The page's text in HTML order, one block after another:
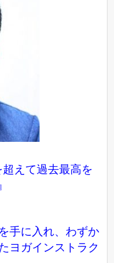
超えて過去最高を
手に入れ、わずか
ヨガインストラク